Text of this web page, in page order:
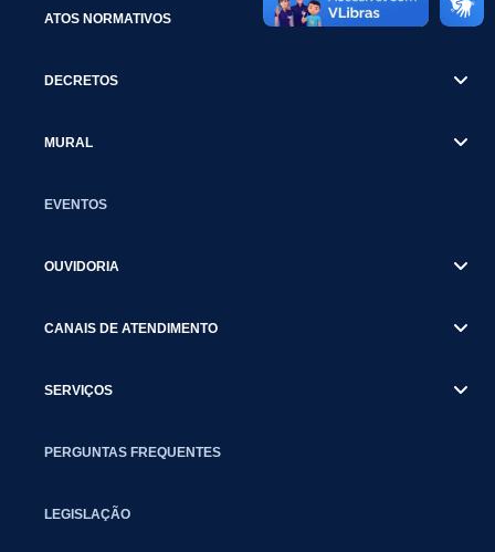
ATOS NORMATIVOS
DECRETOS
MURAL
EVENTOS
OUVIDORIA
CANAIS DE ATENDIMENTO
SERVIÇOS
PERGUNTAS FREQUENTES
LEGISLAÇÃO